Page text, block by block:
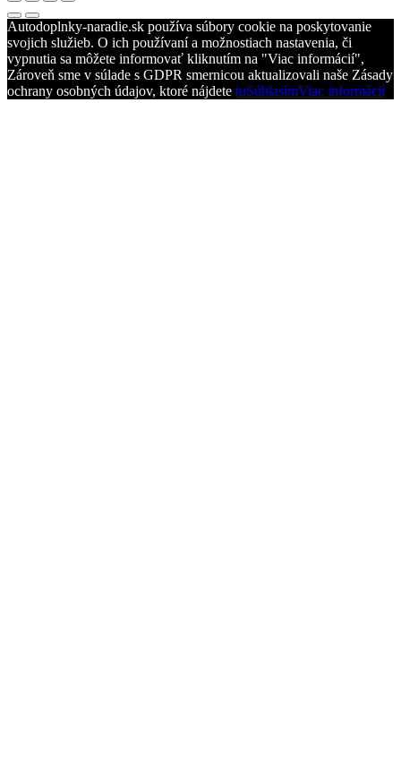
Autodoplnky-naradie.sk používa súbory cookie na poskytovanie
svojich služieb. O ich používaní a možnostiach nastavenia, či
vypnutia sa môžete informovať kliknutím na "Viac informácií",
Zároveň sme v súlade s GDPR smernicou aktualizovali naše Zásady
ochrany osobných údajov, ktoré nájdete tuSúhlasímViac informácií